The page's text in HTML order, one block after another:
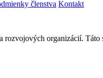
členstva Kontakt
organizácií.